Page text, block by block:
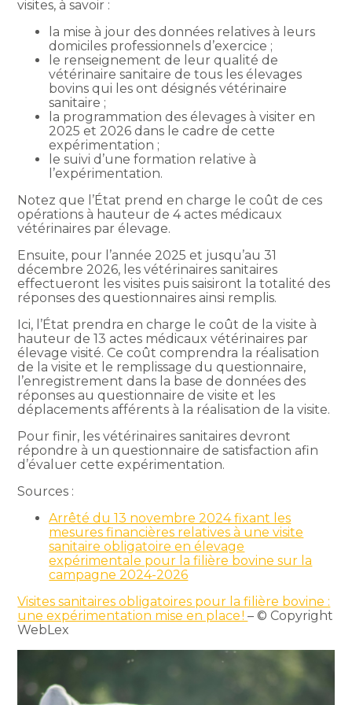
visites, à savoir :
la mise à jour des données relatives à leurs
domiciles professionnels d’exercice ;
le renseignement de leur qualité de
vétérinaire sanitaire de tous les élevages
bovins qui les ont désignés vétérinaire
sanitaire ;
la programmation des élevages à visiter en
2025 et 2026 dans le cadre de cette
expérimentation ;
le suivi d’une formation relative à
l’expérimentation.
Notez que l’État prend en charge le coût de ces
opérations à hauteur de 4 actes médicaux
vétérinaires par élevage.
Ensuite, pour l’année 2025 et jusqu’au 31
décembre 2026, les vétérinaires sanitaires
effectueront les visites puis saisiront la totalité des
réponses des questionnaires ainsi remplis.
Ici, l’État prendra en charge le coût de la visite à
hauteur de 13 actes médicaux vétérinaires par
élevage visité. Ce coût comprendra la réalisation
de la visite et le remplissage du questionnaire,
l’enregistrement dans la base de données des
réponses au questionnaire de visite et les
déplacements afférents à la réalisation de la visite.
Pour finir, les vétérinaires sanitaires devront
répondre à un questionnaire de satisfaction afin
d’évaluer cette expérimentation.
Sources :
Arrêté du 13 novembre 2024 fixant les
mesures financières relatives à une visite
sanitaire obligatoire en élevage
expérimentale pour la filière bovine sur la
campagne 2024-2026
Visites sanitaires obligatoires pour la filière bovine :
une expérimentation mise en place !– © Copyright
WebLex